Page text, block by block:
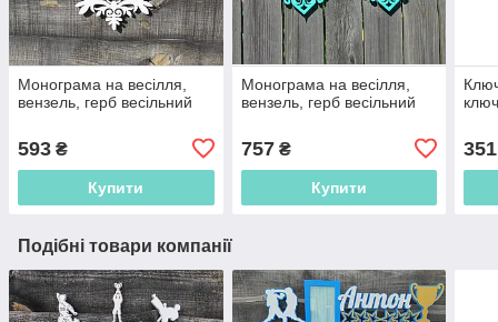
Монограма на весілля,
вензель, герб весільний
593 ₴
Купити
Монограма на весілля,
вензель, герб весільний
757₴
Купити
351
Подібні товари компанії